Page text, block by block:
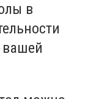
в
вашей